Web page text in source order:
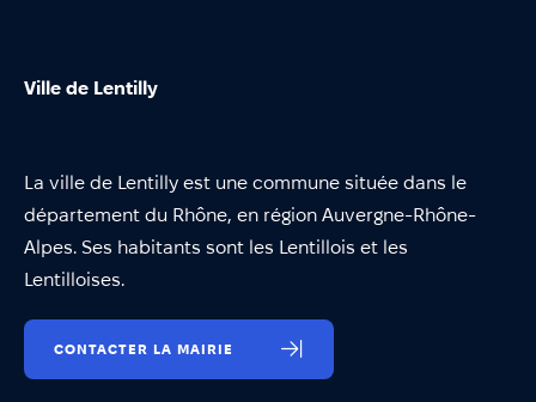
Ville de Lentilly
La ville de Lentilly est une commune située dans le
département du Rhône, en région Auvergne-Rhône-
Alpes. Ses habitants sont les Lentillois et les
Lentilloises.
CONTACTER LA MAIRIE